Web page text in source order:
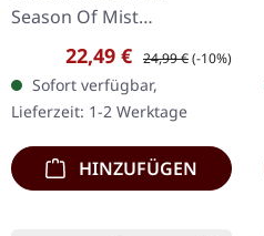
Season Of Mist
Underground Activists.
Silbernes Vinyl im
Gatefold-Cover. Limitiert
auf 250 Exemplare.…
Verkaufspreis:
22,49 € Regulärer Preis:
24,99 €(-10%)
Sofort verfügbar,
Lieferzeit: 1-2 Werktage
HINZUFÜGEN